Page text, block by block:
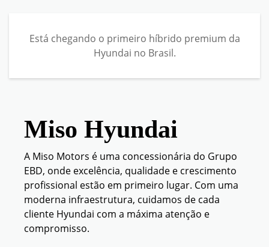
Está chegando o primeiro híbrido premium da
Hyundai no Brasil.
Miso Hyundai
A Miso Motors é uma concessionária do Grupo
EBD, onde excelência, qualidade e crescimento
profissional estão em primeiro lugar. Com uma
moderna infraestrutura, cuidamos de cada
cliente Hyundai com a máxima atenção e
compromisso.